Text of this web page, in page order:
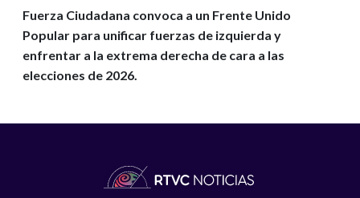
Fuerza Ciudadana convoca a un Frente Unido
Popular para unificar fuerzas de izquierda y
enfrentar a la extrema derecha de cara a las
elecciones de 2026.